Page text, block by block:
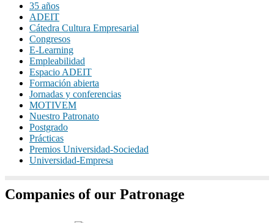
35 años
ADEIT
Cátedra Cultura Empresarial
Congresos
E-Learning
Empleabilidad
Espacio ADEIT
Formación abierta
Jornadas y conferencias
MOTIVEM
Nuestro Patronato
Postgrado
Prácticas
Premios Universidad-Sociedad
Universidad-Empresa
Companies of our Patronage